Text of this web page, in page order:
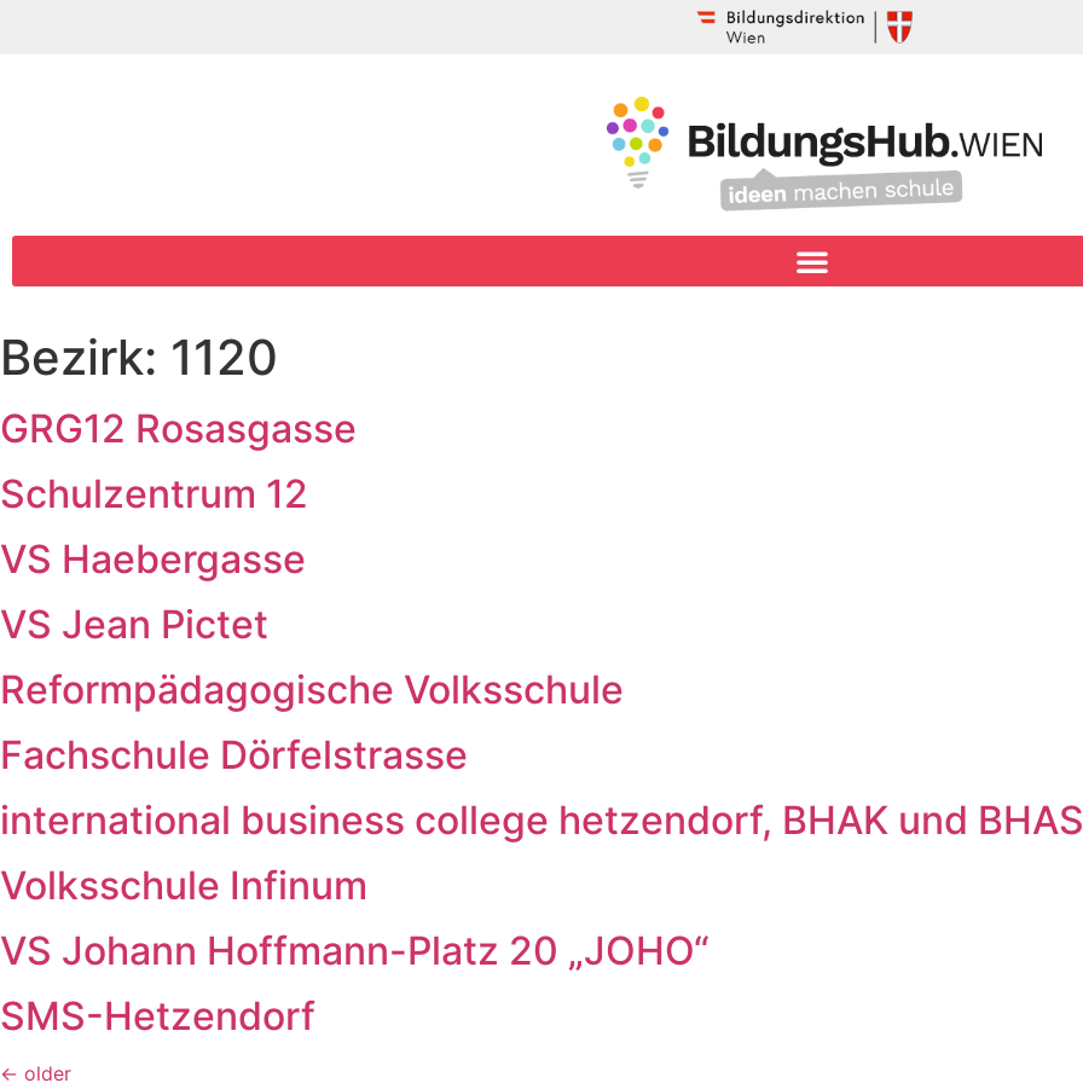
Bezirk: 1120
GRG12 Rosasgasse
Schulzentrum 12
VS Haebergasse
VS Jean Pictet
Reformpädagogische Volksschule
Fachschule Dörfelstrasse
international business college hetzendorf, BHAK und
Volksschule Infinum
VS Johann Hoffmann-Platz 20 „JOHO“
SMS-Hetzendorf
← older